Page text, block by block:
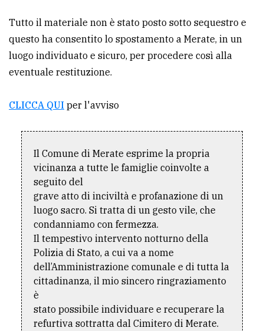
Tutto il materiale non è stato posto sotto sequestro e
questo ha consentito lo spostamento a Merate, in un
luogo individuato e sicuro, per procedere così alla
eventuale restituzione.
CLICCA QUI per l'avviso
Il Comune di Merate esprime la propria
vicinanza a tutte le famiglie coinvolte a
seguito del
grave atto di inciviltà e profanazione di un
luogo sacro. Si tratta di un gesto vile, che
condanniamo con fermezza.
Il tempestivo intervento notturno della
Polizia di Stato, a cui va a nome
dell’Amministrazione comunale e di tutta la
cittadinanza, il mio sincero ringraziamento
è
stato possibile individuare e recuperare la
refurtiva sottratta dal Cimitero di Merate.